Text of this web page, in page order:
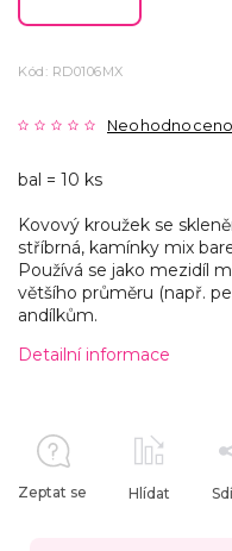
Kód: RD0106MX
Neohodnoceno
bal = 10 ks
Kovový kroužek se
stříbrná, kamínky mix
Používá se jako mezidíl
většího průměru (např.
andílkům.
Detailní informace
Zeptat se Hlídat